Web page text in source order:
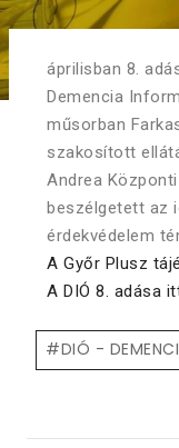
áprilisban 8.
Demencia
műsorban
szakosított
Andrea
beszélgetett az
érdekvédelem
A Győr Plusz
A DIÓ 8. adása
#DIÓ -